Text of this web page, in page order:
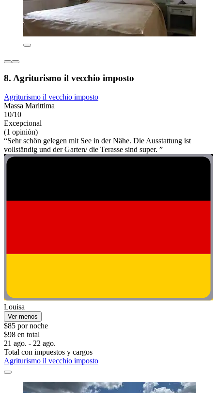
8. Agriturismo il vecchio imposto
Agriturismo il vecchio imposto
Massa Marittima
10/10
Excepcional
(1 opinión)
“Sehr schön gelegen mit See in der Nähe. Die Ausstattung ist
vollständig und der Garten/ die Terasse sind super. ”
Louisa
Ver menos
$85 por noche
$98 en total
21 ago. - 22 ago.
Total con impuestos y cargos
Agriturismo il vecchio imposto